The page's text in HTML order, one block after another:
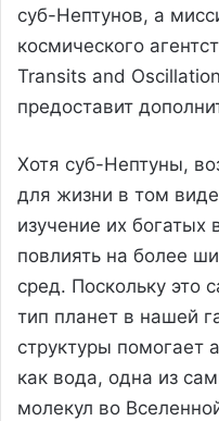
суб-Нептунов, а
космического
Transits and
предоставит
Хотя суб-Нептуны,
для жизни в том
изучение их
повлиять на более
сред. Поскольку это
тип планет в нашей
структуры помогает
как вода, одна из
молекул во